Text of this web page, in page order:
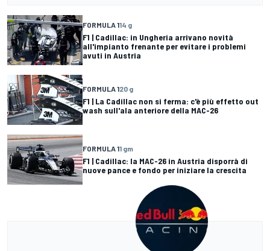
FORMULA 114 g
F1 | Cadillac: in Ungheria arrivano novità
all'impianto frenante per evitare i problemi
avuti in Austria
FORMULA 120 g
F1 | La Cadillac non si ferma: c'è più effetto out
wash sull'ala anteriore della MAC-26
FORMULA 11 gm
F1 | Cadillac: la MAC-26 in Austria disporrà di
nuove pance e fondo per iniziare la crescita